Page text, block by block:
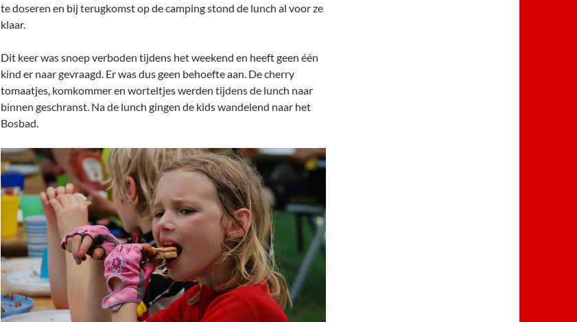
te doseren en bij terugkomst op de camping stond de lunch al voor ze
klaar.
Dit keer was snoep verboden tijdens het weekend en heeft geen één
kind er naar gevraagd. Er was dus geen behoefte aan. De cherry
tomaatjes, komkommer en worteltjes werden tijdens de lunch naar
binnen geschranst. Na de lunch gingen de kids wandelend naar het
Bosbad.